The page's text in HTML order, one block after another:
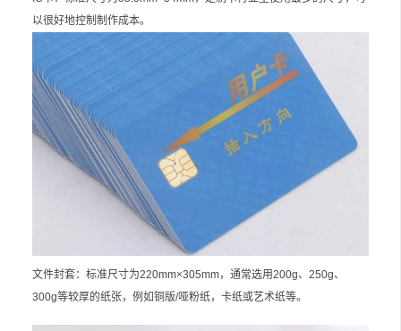
以很好地控制制作成本。
文件封套：标准尺寸为220mm×305mm，通常选用200g、250g、
300g等较厚的纸张，例如铜版/哑粉纸，卡纸或艺术纸等。